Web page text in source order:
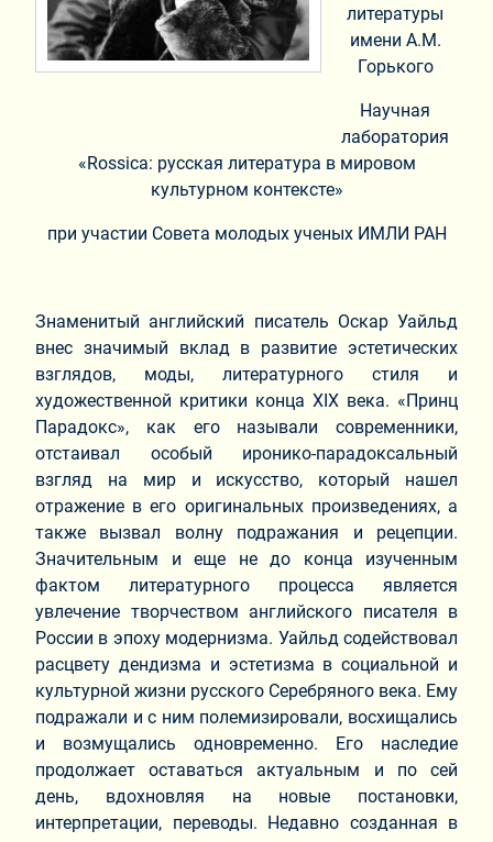
литературы
имени А.М.
Горького
Научная
лаборатория
«Rossica: русская литература в мировом
культурном контексте»
при участии Совета молодых ученых ИМЛИ РАН
Знаменитый английский писатель Оскар Уайльд
внес значимый вклад в развитие эстетических
взглядов, моды, литературного стиля и
художественной критики конца XIX века. «Принц
Парадокс», как его называли современники,
отстаивал особый иронико-парадоксальный
взгляд на мир и искусство, который нашел
отражение в его оригинальных произведениях, а
также вызвал волну подражания и рецепции.
Значительным и еще не до конца изученным
фактом литературного процесса является
увлечение творчеством английского писателя в
России в эпоху модернизма. Уайльд содействовал
расцвету дендизма и эстетизма в социальной и
культурной жизни русского Серебряного века. Ему
подражали и с ним полемизировали, восхищались
и возмущались одновременно. Его наследие
продолжает оставаться актуальным и по сей
день, вдохновляя на новые постановки,
интерпретации, переводы. Недавно созданная в